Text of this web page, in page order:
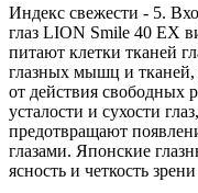
Индекс свежести - 5.
глаз LION Smile 40 EX
питают клетки тканей
глазных мышц и
от действия свободных
усталости и сухости
предотвращают
глазами. Японские
ясность и четкость зрени